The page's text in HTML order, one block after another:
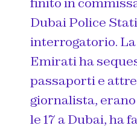
Dubai Police
interrogatorio.
Emirati ha
passaporti e
giornalista, erano
le 17 a Dubai, ha